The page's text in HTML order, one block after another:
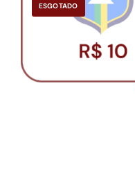
ESGOTADO